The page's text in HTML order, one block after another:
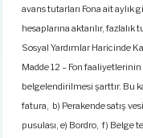
avans tutarları Fona ait aylık
hesaplarına aktarılır,
Sosyal Yardımlar Haricinde
Madde 12 – Fon
belgelendirilmesi şarttır. Bu
fatura, b) Perakende satış
pusulası, e) Bordro, f)